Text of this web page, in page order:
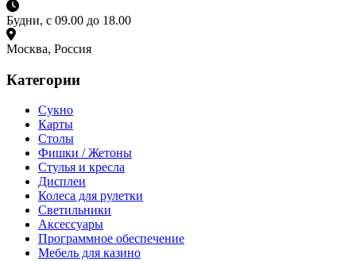
Будни, с 09.00 до 18.00
Москва, Россия
Категории
Сукно
Карты
Столы
Фишки / Жетоны
Стулья и кресла
Дисплеи
Колеса для рулетки
Светильники
Аксессуары
Программное обеспечение
Мебель для казино